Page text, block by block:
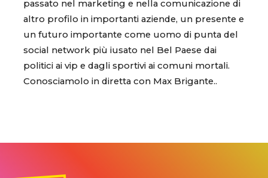
passato nel marketing e nella comunicazione di
altro profilo in importanti aziende, un presente e
un futuro importante come uomo di punta del
social network più iusato nel Bel Paese dai
politici ai vip e dagli sportivi ai comuni mortali.
Conosciamolo in diretta con Max Brigante..